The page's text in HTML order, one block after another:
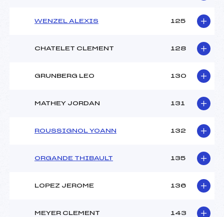
WENZEL ALEXIS 125
CHATELET CLEMENT 128
GRUNBERG LEO 130
MATHEY JORDAN 131
ROUSSIGNOL YOANN 132
ORGANDE THIBAULT 135
LOPEZ JEROME 136
MEYER CLEMENT 143